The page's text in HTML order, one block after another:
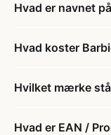
Hvad er navnet
Hvad koster
Hvilket mærke
Hvad er EAN /